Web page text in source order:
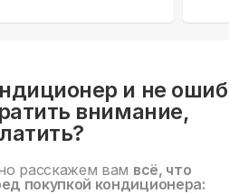
и не
внимание,
расскажем вам всё, что
покупкой кондиционера: